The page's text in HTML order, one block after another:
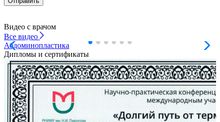
Видео с врачом
Все видео
Абдоминопластика
Дипломы и сертификаты